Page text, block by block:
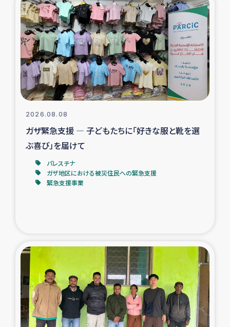
大雨による洪水被災者支援
カカオ生産者支援事業
シリア国内避難民・帰還民の生活再建支援
トルコにおけるシリア難民支援事業
インドネシア中部 スラウェシの地震・津波被災者支援
スリランカ ジャフナ県干物事業
スリランカの南北女性をつなぐサリー・リサイクル・プロ
ジェクト
復興支援事業
2026.08.08
ガザ緊急支援 ― 子どもたちに「好きな服と靴を選
ぶ喜び」を届けて
パレスチナ
ガザ地区における被災住民への緊急支援
緊急支援事業